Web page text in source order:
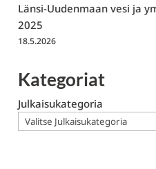
Länsi-Uudenmaan vesi ja
2025
18.5.2026
Kategoriat
Julkaisukategoria